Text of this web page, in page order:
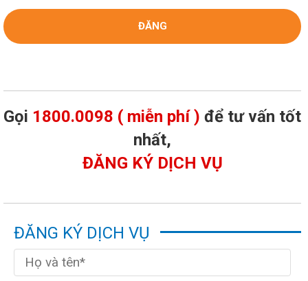
Gọi 1800.0098 ( miễn phí ) để tư vấn tốt
nhất,
ĐĂNG KÝ DỊCH VỤ
ĐĂNG KÝ DỊCH VỤ